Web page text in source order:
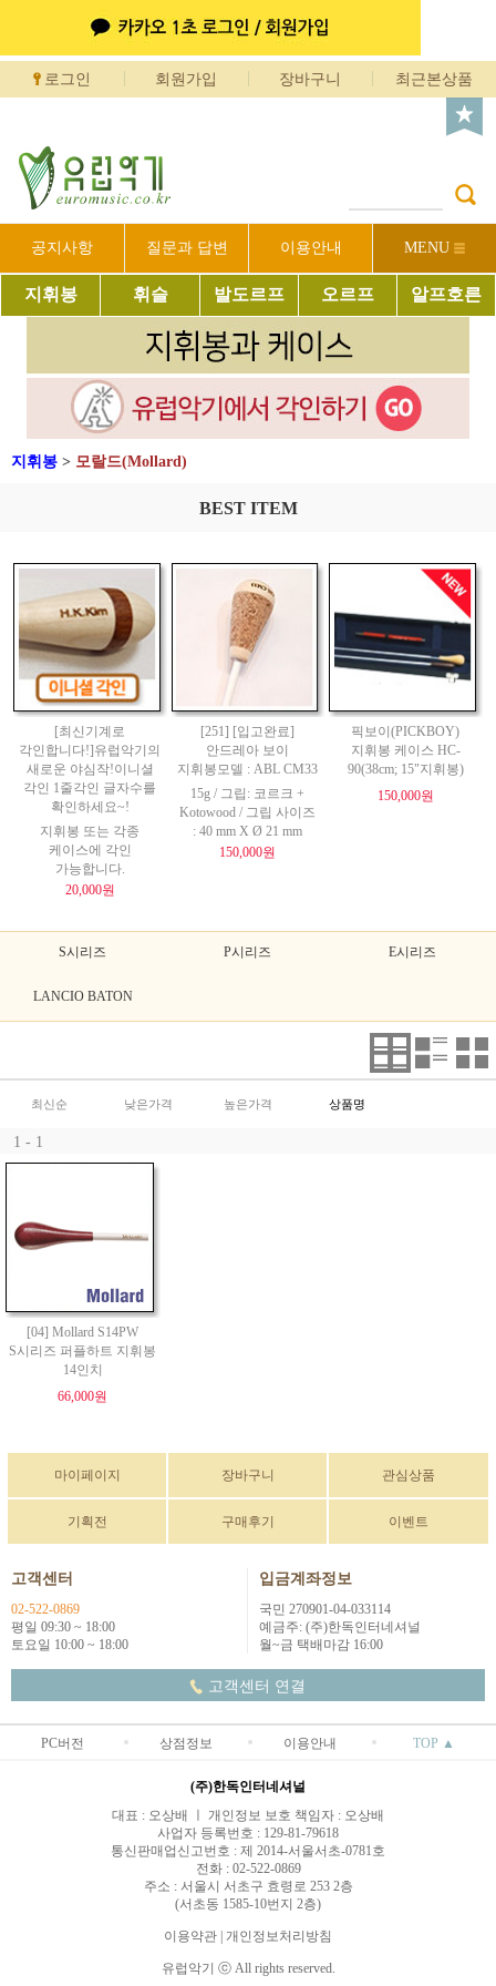
로그인 회원가입 장바구니 최근본상품
공지사항 질문과 답변 이용안내 MENU
지휘봉 휘슬 발도르프 오르프 알프호른
지휘봉 > 모랄드(Mollard)
BEST ITEM
[최신기계로
각인합니다!]유럽악기의
새로운 야심작!이니셜
각인 1줄각인 글자수를
확인하세요~!
지휘봉 또는 각종
케이스에 각인
가능합니다.
20,000원
[251] [입고완료]
안드레아 보이
지휘봉모델 : ABL CM33
15g / 그립: 코르크 +
Kotowood / 그립 사이즈
: 40 mm X Ø 21 mm
150,000원
픽보이(PICKBOY)
지휘봉 케이스 HC-
90(38cm; 15"지휘봉)
150,000원
S시리즈 P시리즈 E시리즈
LANCIO BATON
최신순 낮은가격 높은가격 상품명
1 - 1
[04] Mollard S14PW
S시리즈 퍼플하트 지휘봉
14인치
66,000원
마이페이지 장바구니 관심상품
기획전 구매후기 이벤트
고객센터
02-522-0869
평일 09:30 ~ 18:00
토요일 10:00 ~ 18:00
입금계좌정보
국민 270901-04-033114
예금주: (주)한독인터네셔널
월~금 택배마감 16:00
고객센터 연결
PC버전 상점정보 이용안내 TOP ▲
(주)한독인터네셔널
대표 : 오상배 ㅣ 개인정보 보호 책임자 : 오상배
사업자 등록번호 : 129-81-79618
통신판매업신고번호 : 제 2014-서울서초-0781호
전화 : 02-522-0869
주소 : 서울시 서초구 효령로 253 2층
(서초동 1585-10번지 2층)
이용약관 | 개인정보처리방침
유럽악기 ⓒ All rights reserved.